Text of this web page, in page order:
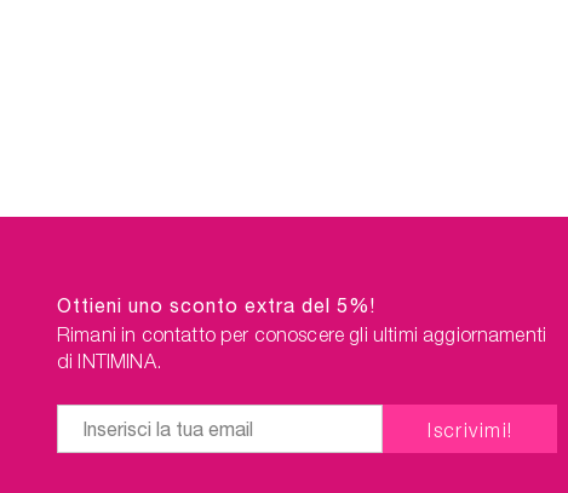
Ottieni uno sconto extra del 5%!
Rimani in contatto per conoscere gli ultimi aggiornamenti
di INTIMINA.